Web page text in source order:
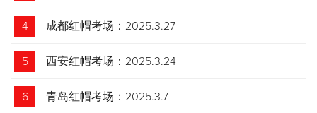
4 成都红帽考场：2025.3.27
5 西安红帽考场：2025.3.24
6 青岛红帽考场：2025.3.7